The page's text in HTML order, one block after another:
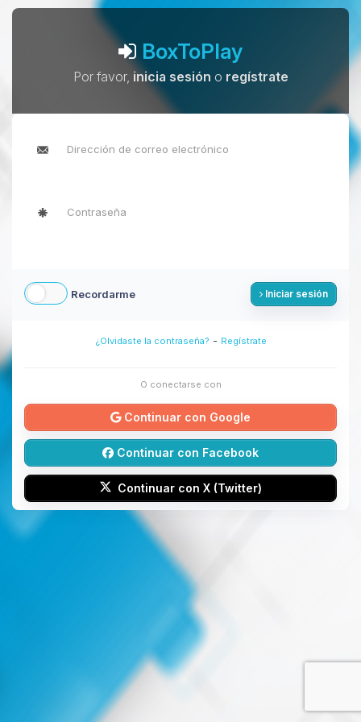
BoxToPlay
Por favor, inicia sesión o regístrate
Recordarme Iniciar sesión
¿Olvidaste la contraseña? - Regístrate
O conectarse con
Continuar con Google
Continuar con Facebook
Continuar con X (Twitter)